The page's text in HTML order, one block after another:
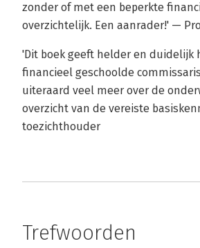
zonder of met een beperkte
overzichtelijk. Een aanrader!' —
'Dit boek geeft helder en duidelijk
financieel geschoolde
uiteraard veel meer over de
overzicht van de vereiste
toezichthouder
Trefwoorden